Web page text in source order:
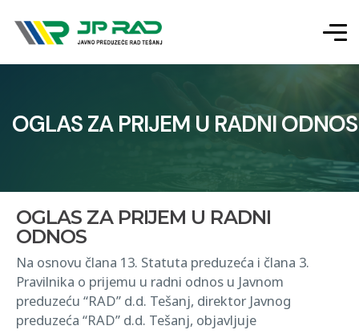
OGLAS ZA PRIJEM U RADNI ODNOS
OGLAS ZA PRIJEM U RADNI
ODNOS
Na osnovu člana 13. Statuta preduzeća i člana 3.
Pravilnika o prijemu u radni odnos u Javnom
preduzeću “RAD” d.d. Tešanj, direktor Javnog
preduzeća “RAD” d.d. Tešanj, objavljuje